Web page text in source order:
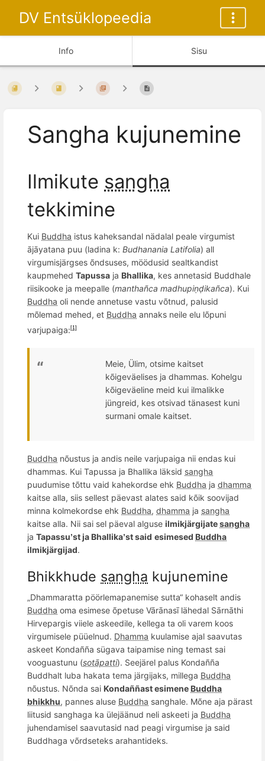
DV Entsüklopeedia
Info Sisu
Sangha kujunemine
Ilmikute sangha
tekkimine
Kui Buddha istus kaheksandal nädalal peale virgumist
ājāyatana puu (ladina k: Budhanania Latifolia) all
virgumisjärgses õndsuses, möödusid sealtkandist
kaupmehed Tapussa ja Bhallika, kes annetasid Buddhale
riisikooke ja meepalle (manthañca madhupiṇḍikañca). Kui
Buddha oli nende annetuse vastu võtnud, palusid
mõlemad mehed, et Buddha annaks neile elu lõpuni
varjupaiga: [1]
Meie, Ülim, otsime kaitset
kõigeväelises ja dhammas. Kohelgu
kõigeväeline meid kui ilmalikke
jüngreid, kes otsivad tänasest kuni
surmani omale kaitset.
Buddha nõustus ja andis neile varjupaiga nii endas kui
dhammas. Kui Tapussa ja Bhallika läksid sangha
puudumise tõttu vaid kahekordse ehk Buddha ja dhamma
kaitse alla, siis sellest päevast alates said kõik soovijad
minna kolmekordse ehk Buddha, dhamma ja sangha
kaitse alla. Nii sai sel päeval alguse ilmikjärgijatesangha
ja Tapassu’st ja Bhallika’st said esimesed Buddha
ilmikjärgijad.
Bhikkhude sangha kujunemine
„Dhammaratta pöörlemapanemise sutta“ kohaselt andis
Buddha oma esimese õpetuse Vārānasī lähedal Sārnāthi
Hirvepargis viiele askeedile, kellega ta oli varem koos
virgumisele püüelnud. Dhamma kuulamise ajal saavutas
askeet Kondañña sügava taipamise ning temast sai
vooguastunu (sotāpatti). Seejärel palus Kondañña
Buddhalt luba hakata tema järgijaks, millega Buddha
nõustus. Nõnda sai Kondaññast esimene Buddha
bhikkhu, pannes aluse Buddha sanghale. Mõne aja pärast
liitusid sanghaga ka ülejäänud neli askeeti ja Buddha
juhendamisel saavutasid nad peagi virgumise ja said
Buddhaga võrdseteks arahantideks.